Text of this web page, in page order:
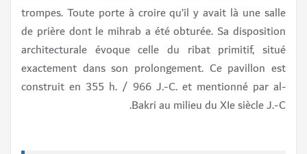
trompes. Toute porte à croire qu’il y avait là une salle
de prière dont le mihrab a été obturée. Sa disposition
architecturale évoque celle du ribat primitif, situé
exactement dans son prolongement. Ce pavillon est
construit en 355 h. / 966 J.-C. et mentionné par al-
Bakri au milieu du XIe siècle J.-C.